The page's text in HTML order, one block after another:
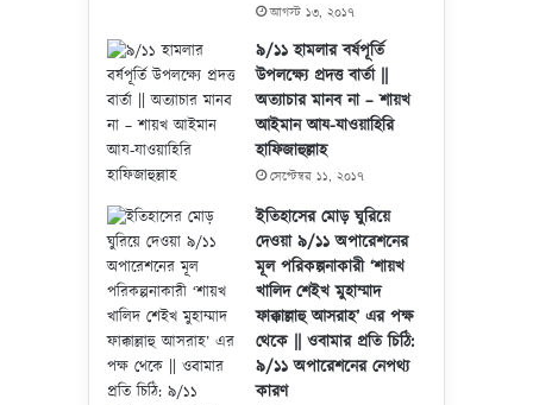
আগস্ট ১৩, ২০১৭
৯/১১ হামলার বর্ষপূর্তি
উপলক্ষ্যে প্রদত্ত বার্তা ||
অত্যাচার মানব না – শায়খ
আইমান আয-যাওয়াহিরি
হাফিজাহুল্লাহ
সেপ্টেম্বর ১১, ২০১৭
ইতিহাসের মোড় ঘুরিয়ে
দেওয়া ৯/১১ অপারেশনের
মূল পরিকল্পনাকারী ‘শায়খ
খালিদ শেইখ মুহাম্মাদ
ফাক্কাল্লাহু আসরাহ’ এর পক্ষ
থেকে || ওবামার প্রতি চিঠি:
৯/১১ অপারেশনের নেপথ্য
কারণ